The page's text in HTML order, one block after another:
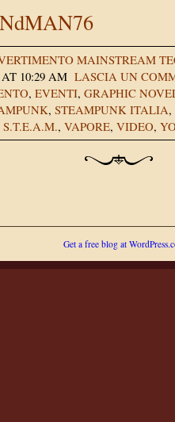
MAINSTREAM
AT 10:29 AM LASCIA UN
, EVENTI, GRAPHIC
, STEAMPUNK ITALIA,
S.T.E.A.M., VAPORE, VIDEO,
Get a free blog at